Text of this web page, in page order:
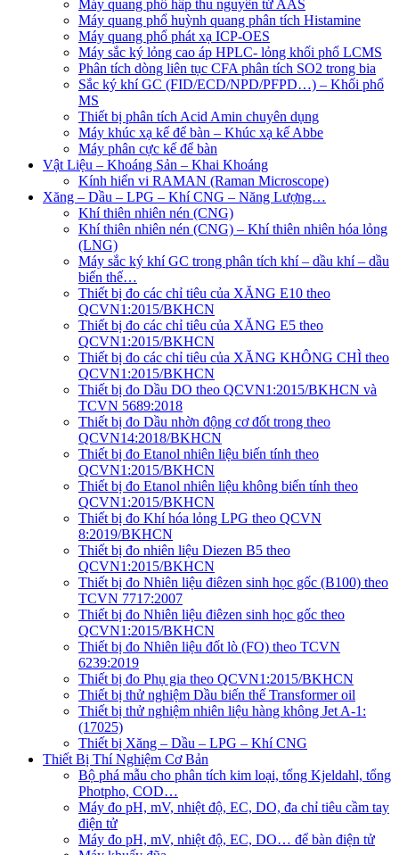
Máy quang phổ hấp thu nguyên tử AAS
Máy quang phổ huỳnh quang phân tích Histamine
Máy quang phổ phát xạ ICP-OES
Máy sắc ký lỏng cao áp HPLC- lỏng khối phổ LCMS
Phân tích dòng liên tục CFA phân tích SO2 trong bia
Sắc ký khí GC (FID/ECD/NPD/PFPD…) – Khối phổ
MS
Thiết bị phân tích Acid Amin chuyên dụng
Máy khúc xạ kế để bàn – Khúc xạ kế Abbe
Máy phân cực kế để bàn
Vật Liệu – Khoáng Sản – Khai Khoáng
Kính hiển vi RAMAN (Raman Microscope)
Xăng – Dầu – LPG – Khí CNG – Năng Lượng…
Khí thiên nhiên nén (CNG)
Khí thiên nhiên nén (CNG) – Khí thiên nhiên hóa lỏng
(LNG)
Máy sắc ký khí GC trong phân tích khí – dầu khí – dầu
biến thế…
Thiết bị đo các chỉ tiêu của XĂNG E10 theo
QCVN1:2015/BKHCN
Thiết bị đo các chỉ tiêu của XĂNG E5 theo
QCVN1:2015/BKHCN
Thiết bị đo các chỉ tiêu của XĂNG KHÔNG CHÌ theo
QCVN1:2015/BKHCN
Thiết bị đo Dầu DO theo QCVN1:2015/BKHCN và
TCVN 5689:2018
Thiết bị đo Dầu nhờn động cơ đốt trong theo
QCVN14:2018/BKHCN
Thiết bị đo Etanol nhiên liệu biến tính theo
QCVN1:2015/BKHCN
Thiết bị đo Etanol nhiên liệu không biến tính theo
QCVN1:2015/BKHCN
Thiết bị đo Khí hóa lỏng LPG theo QCVN
8:2019/BKHCN
Thiết bị đo nhiên liệu Diezen B5 theo
QCVN1:2015/BKHCN
Thiết bị đo Nhiên liệu điêzen sinh học gốc (B100) theo
TCVN 7717:2007
Thiết bị đo Nhiên liệu điêzen sinh học gốc theo
QCVN1:2015/BKHCN
Thiết bị đo Nhiên liệu đốt lò (FO) theo TCVN
6239:2019
Thiết bị đo Phụ gia theo QCVN1:2015/BKHCN
Thiết bị thử nghiệm Dầu biến thế Transformer oil
Thiết bị thử nghiệm nhiên liệu hàng không Jet A-1:
(17025)
Thiết bị Xăng – Dầu – LPG – Khí CNG
Thiết Bị Thí Nghiệm Cơ Bản
Bộ phá mẫu cho phân tích kim loại, tổng Kjeldahl, tổng
Photpho, COD…
Máy đo pH, mV, nhiệt độ, EC, DO, đa chỉ tiêu cầm tay
điện tử
Máy đo pH, mV, nhiệt độ, EC, DO… để bàn điện tử